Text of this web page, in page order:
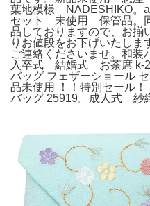
葉地模様 NADESHIKO。
セット 未使用 保管品。
品しておりますので、お揃
りお値段をお下げいたしま
ご連絡くださいませ。和
入卒式 結婚式 お茶席 k-
バッグ フェザーショール
品未使用 ！！特別セール
バッグ 25919。成人式